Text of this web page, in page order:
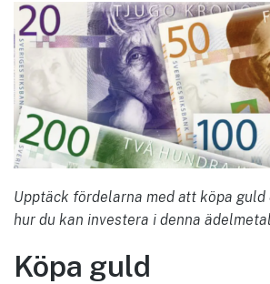
Upptäck fördelarna med att köpa
hur du kan investera i denna
Köpa guld